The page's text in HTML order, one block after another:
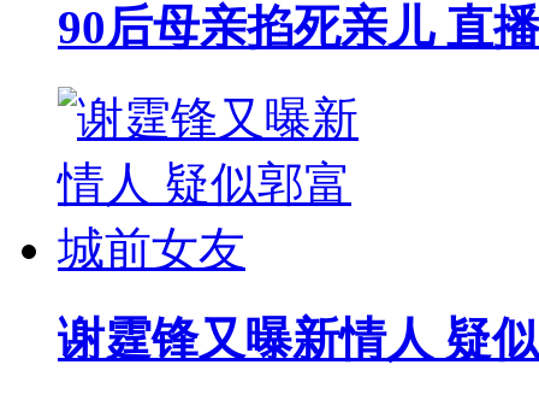
90后母亲掐死亲儿 直播
谢霆锋又曝新情人 疑似